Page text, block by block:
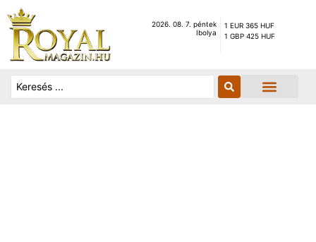
2026. 08. 7. péntek
Ibolya
1 EUR 365 HUF
1 GBP 425 HUF